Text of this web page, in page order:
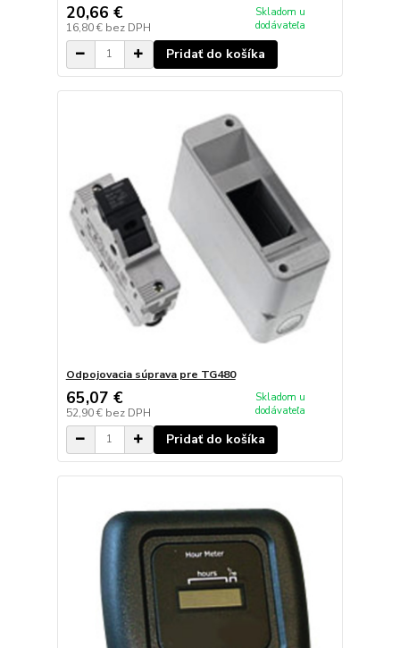
20,66 €
16,80 € bez DPH
Skladom u
dodávateľa
Pridať do košíka
Odpojovacia súprava pre TG480
65,07 €
52,90 € bez DPH
Skladom u
dodávateľa
Pridať do košíka